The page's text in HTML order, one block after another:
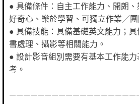
● 具備條件：自主工作能力、開朗、
好奇心、樂於學習、可獨立作業／
● 具備技能：具備基礎英文能力；
書處理、攝影等相關能力。
● 設計影音組別需要有基本工作能
考。